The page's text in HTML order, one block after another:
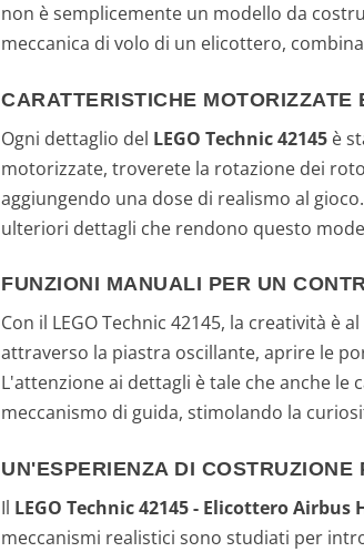
non è semplicemente un modello da
meccanica di volo di un elicottero,
CARATTERISTICHE
Ogni dettaglio del LEGO Technic 42145 è
motorizzate, troverete la rotazione dei
aggiungendo una dose di realismo al
ulteriori dettagli che rendono questo
FUNZIONI MANUALI PER UN
Con il LEGO Technic 42145, la creatività
attraverso la piastra oscillante, aprire le
L'attenzione ai dettagli è tale che anche
meccanismo di guida, stimolando la
UN'ESPERIENZA DI COSTRUZIONE
Il LEGO Technic 42145 - Elicottero Airbus
meccanismi realistici sono studiati per